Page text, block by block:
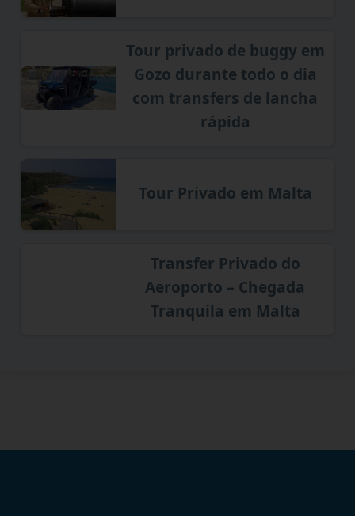
Tour privado de buggy em
Gozo durante todo o dia
com transfers de lancha
rápida
Tour Privado em Malta
Transfer Privado do
Aeroporto – Chegada
Tranquila em Malta